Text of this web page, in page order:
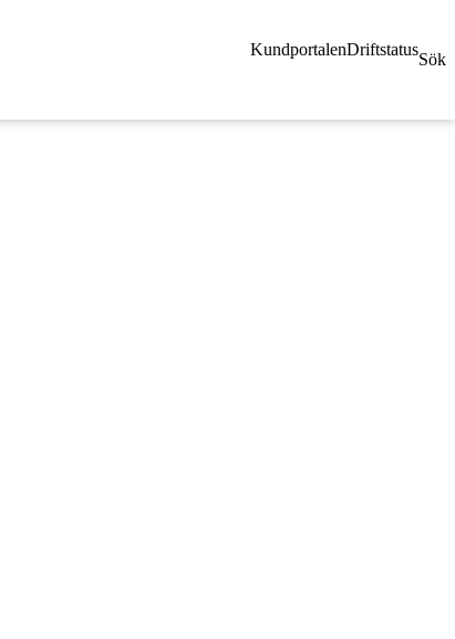
KundportalenDriftstatus
Sök